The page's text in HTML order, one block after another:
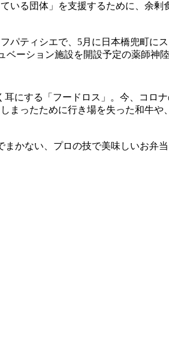
いる団体」を支援するために、余
パティシエで、5月に日本橋兜町に
ーション施設を開設予定の薬師神陸
にする「フードロス」。今、コ
まったために行き場を失った和牛
かない、プロの技で美味しいお弁